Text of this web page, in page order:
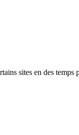
sites en des temps